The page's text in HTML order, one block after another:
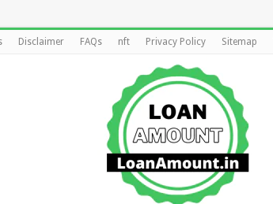
Disclaimer FAQs nft Privacy Policy Sitemap